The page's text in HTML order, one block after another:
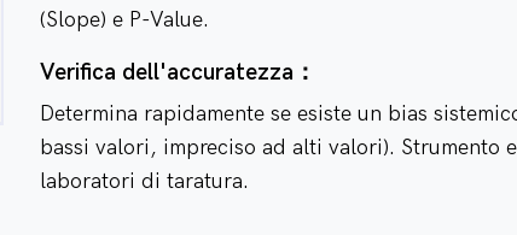
(Slope) e P-Value.
Verifica dell'accuratezza：
Determina rapidamente se esiste un bias
bassi valori, impreciso ad alti valori). Strumento
laboratori di taratura.